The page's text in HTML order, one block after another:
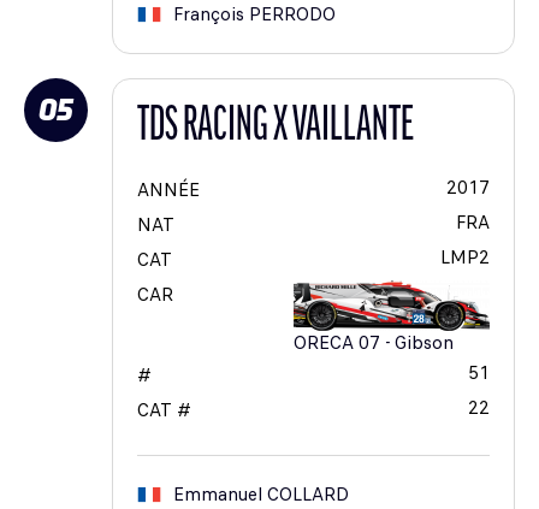
François PERRODO
05 TDS RACING X VAILLANTE
ANNÉE
2017
NAT
FRA
CAT
LMP2
CAR
ORECA 07 - Gibson
#
51
CAT #
22
Emmanuel COLLARD